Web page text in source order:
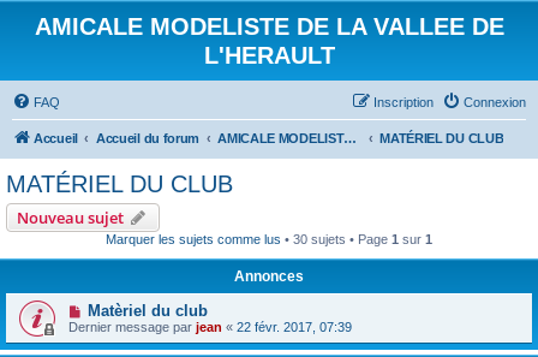
AMICALE MODELISTE DE LA VALLEE DE
L'HERAULT
FAQ Connexion
Inscription
Accueil Accueil du forum AMICALE MODELISTE DE LA VALLEE DE L'HERAULT MATÉRIEL DU CLUB
MATÉRIEL DU CLUB
Nouveau sujet
Marquer les sujets comme lus • 30 sujets • Page 1 sur 1
Annonces
Matèriel du club
Dernier message par jean « 22 févr. 2017, 07:39